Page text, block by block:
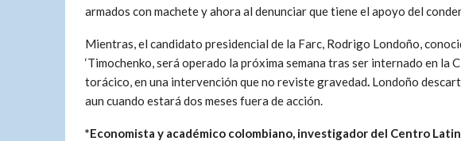
armados con machete y ahora al denunciar que tiene el apoyo del
Mientras, el candidato presidencial de la Farc, Rodrigo Londoño,
‘Timochenko,será operado la próxima semana tras ser internado en la
torácico, en una intervención que no reviste gravedad. Londoño
aun cuando estará dos meses fuera de acción.
*Economista y académico colombiano, investigador del Centro